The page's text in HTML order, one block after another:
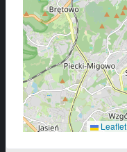
Leaflet